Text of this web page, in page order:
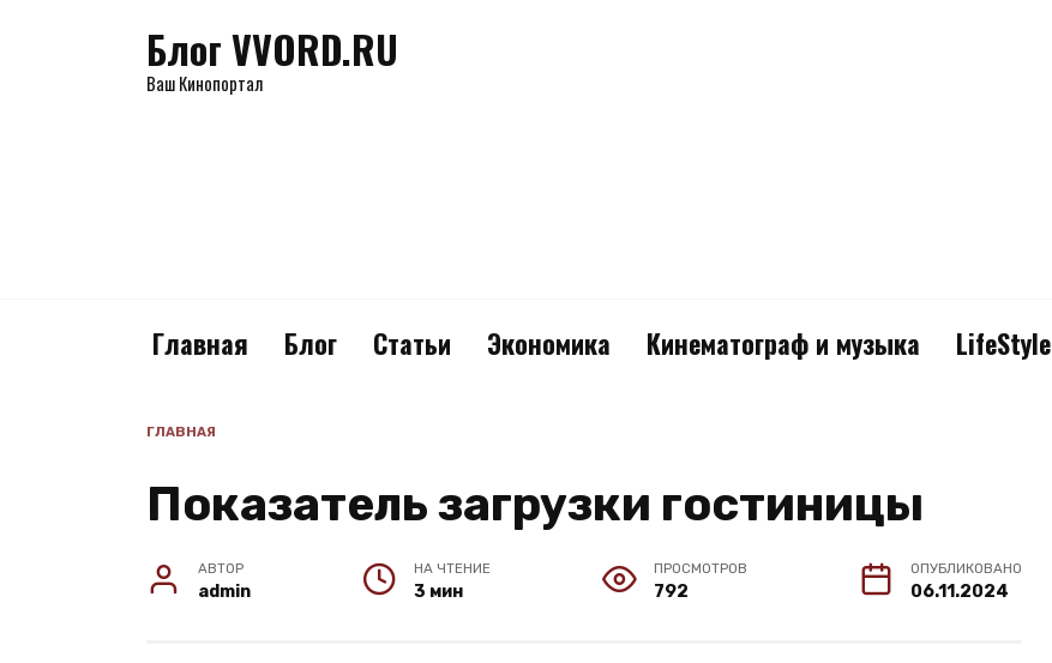
Блог VVORD.RU
Ваш Кинопортал
Главная Блог Статьи Экономика Кинематограф и музыка LifeStyle
ГЛАВНАЯ
Показатель загрузки гостиницы
АВТОР
admin
НА ЧТЕНИЕ
3 мин
ПРОСМОТРОВ
792
ОПУБЛИКОВАНО
06.11.2024